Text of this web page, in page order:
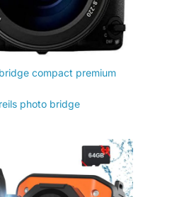
compact premium
photo bridge